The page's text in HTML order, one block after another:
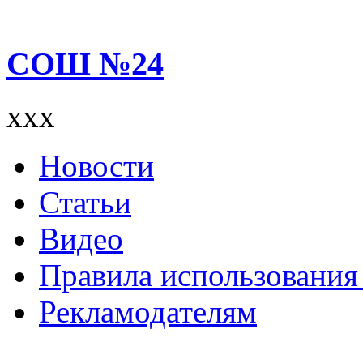
СОШ №24
xxx
Новости
Статьи
Видео
Правила
Рекламодателям